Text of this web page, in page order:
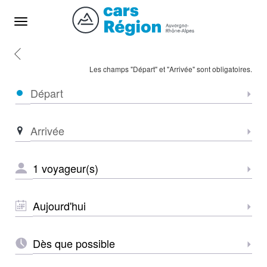
Menu
Les champs "Départ" et "Arrivée" sont obligatoires.
Départ
Arrivée
NOMBRE
DE
*DATE
*
HEURE
*